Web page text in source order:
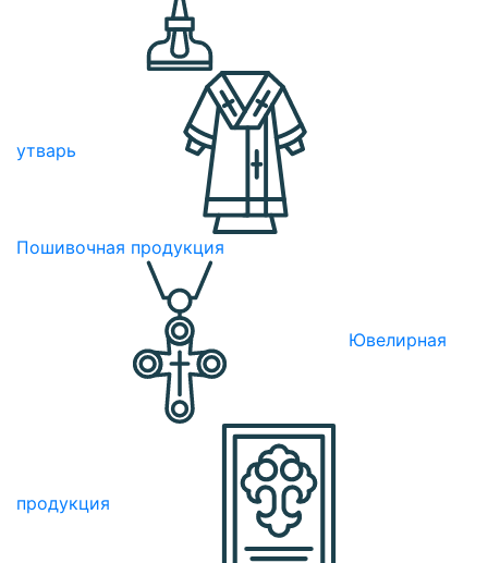
утварь
Пошивочная продукция
Ювелирная
продукция